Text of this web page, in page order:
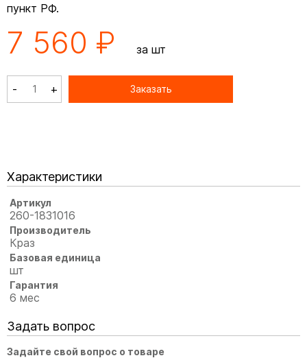
пункт РФ.
7 560 ₽ за шт
- + Заказать
Характеристики
Артикул
260-1831016
Производитель
Краз
Базовая единица
шт
Гарантия
6 мес
Задать вопрос
Задайте свой вопрос о товаре